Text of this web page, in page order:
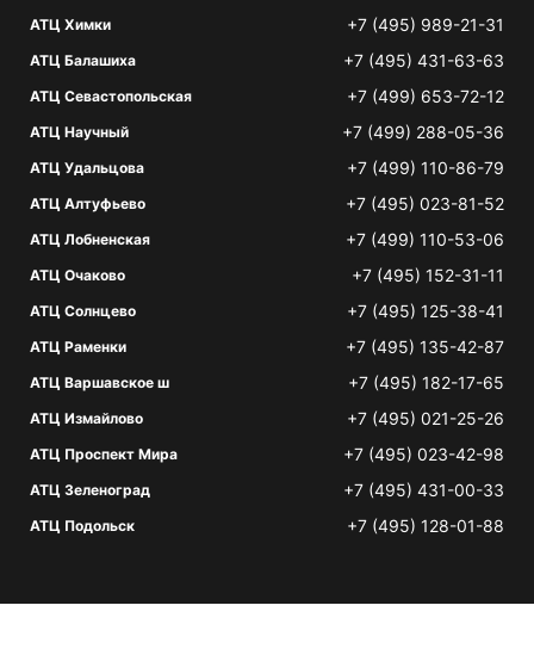
АТЦ Химки +7 (495) 989-21-31
АТЦ Балашиха +7 (495) 431-63-63
АТЦ Севастопольская +7 (499) 653-72-12
АТЦ Научный +7 (499) 288-05-36
АТЦ Удальцова +7 (499) 110-86-79
АТЦ Алтуфьево +7 (495) 023-81-52
АТЦ Лобненская +7 (499) 110-53-06
АТЦ Очаково +7 (495) 152-31-11
АТЦ Солнцево +7 (495) 125-38-41
АТЦ Раменки +7 (495) 135-42-87
АТЦ Варшавское ш +7 (495) 182-17-65
АТЦ Измайлово +7 (495) 021-25-26
АТЦ Проспект Мира +7 (495) 023-42-98
АТЦ Зеленоград +7 (495) 431-00-33
АТЦ Подольск +7 (495) 128-01-88